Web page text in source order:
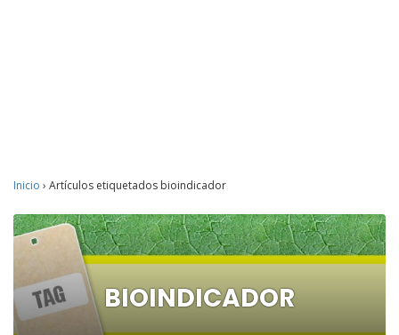
Inicio › Artículos etiquetados bioindicador
BIOINDICADOR